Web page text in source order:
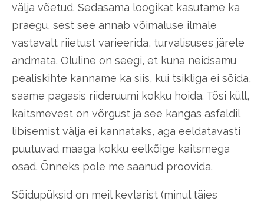
välja võetud. Sedasama loogikat kasutame ka
praegu, sest see annab võimaluse ilmale
vastavalt riietust varieerida, turvalisuses järele
andmata. Oluline on seegi, et kuna neidsamu
pealiskihte kanname ka siis, kui tsikliga ei sõida,
saame pagasis riideruumi kokku hoida. Tõsi küll,
kaitsmevest on võrgust ja see kangas asfaldil
libisemist välja ei kannataks, aga eeldatavasti
puutuvad maaga kokku eelkõige kaitsmega
osad. Õnneks pole me saanud proovida.
Sõidupüksid on meil kevlarist (minul täies